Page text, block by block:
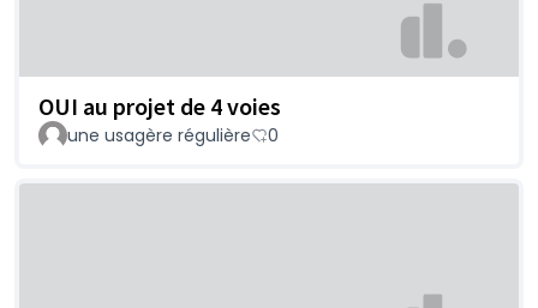
OUI au projet de 4 voies
une usagère régulière 0